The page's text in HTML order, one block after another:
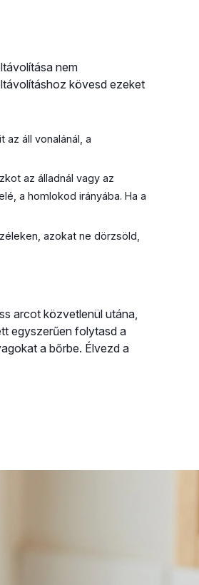
nem
kövesd ezeket
az áll vonalánál, a
az álladnál vagy az
a homlokod irányába. Ha a
azokat ne dörzsöld,
arcot közvetlenül utána,
egyszerűen folytasd a
a bőrbe. Élvezd a